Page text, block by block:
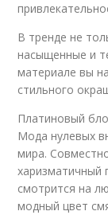
В тренде не
насыщенные и
материале вы
стильного
Платиновый
Мода нулевых
мира.
харизматичный
смотрится на
модный цвет